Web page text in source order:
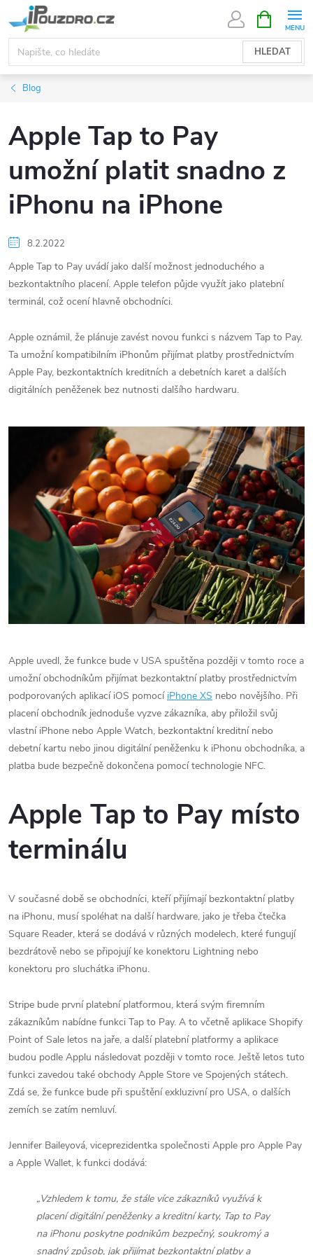
na
obsah
HLEDAT
NÁKUPNÍ
KOŠÍK
Blog
Apple Tap to Pay
umožní platit snadno z
iPhonu na iPhone
8.2.2022
Apple Tap to Pay uvádí jako další možnost jednoduchého a
bezkontaktního placení. Apple telefon půjde využít jako platební
terminál, což ocení hlavně obchodníci.
Apple oznámil, že plánuje zavést novou funkci s názvem Tap to Pay.
Ta umožní kompatibilním iPhonům přijímat platby prostřednictvím
Apple Pay, bezkontaktních kreditních a debetních karet a dalších
digitálních peněženek bez nutnosti dalšího hardwaru.
Apple uvedl, že funkce bude v USA spuštěna později v tomto roce a
umožní obchodníkům přijímat bezkontaktní platby prostřednictvím
podporovaných aplikací iOS pomocí iPhone XS nebo novějšího. Při
placení obchodník jednoduše vyzve zákazníka, aby přiložil svůj
vlastní iPhone nebo Apple Watch, bezkontaktní kreditní nebo
debetní kartu nebo jinou digitální peněženku k iPhonu obchodníka, a
platba bude bezpečně dokončena pomocí technologie NFC.
Apple Tap to Pay místo
terminálu
V současné době se obchodníci, kteří přijímají bezkontaktní platby
na iPhonu, musí spoléhat na další hardware, jako je třeba čtečka
Square Reader, která se dodává v různých modelech, které fungují
bezdrátově nebo se připojují ke konektoru Lightning nebo
konektoru pro sluchátka iPhonu.
Stripe bude první platební platformou, která svým firemním
zákazníkům nabídne funkci Tap to Pay. A to včetně aplikace Shopify
Point of Sale letos na jaře, a další platební platformy a aplikace
budou podle Applu následovat později v tomto roce. Ještě letos tuto
funkci zavedou také obchody Apple Store ve Spojených státech.
Zdá se, že funkce bude při spuštění exkluzivní pro USA, o dalších
zemích se zatím nemluví.
Jennifer Baileyová, viceprezidentka společnosti Apple pro Apple Pay
a Apple Wallet, k funkci dodává:
„Vzhledem k tomu, že stále více zákazníků využívá k
placení digitální peněženky a kreditní karty, Tap to Pay
na iPhonu poskytne podnikům bezpečný, soukromý a
snadný způsob, jak přijímat bezkontaktní platby a